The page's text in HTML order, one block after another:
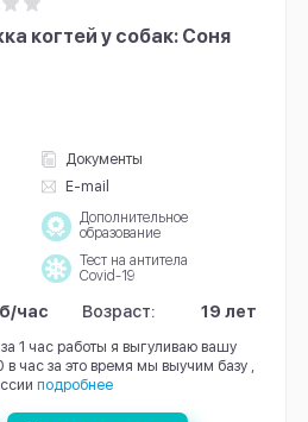
когтей у собак: Соня
Документы
E-mail
Дополнительное
образование
Тест на антитела
Covid-19
час Возраст: 19 лет
1 час работы я выгуливаю вашу
в час за это время мы выучим базу ,
подробнее